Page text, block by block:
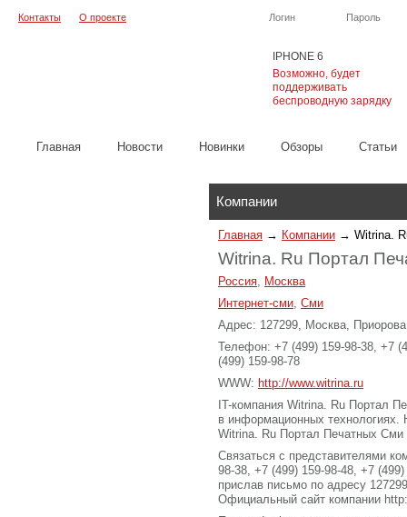
IPHONE 6
Возможно, будет
поддерживать
беспроводную зарядку
Логин Пароль
Контакты О проекте
Главная Новости Новинки Обзоры Cтатьи
Компании
Главная → Компании → Witrina.
Witrina. Ru Портал
Россия, Москва
Интернет-сми, Сми
Адрес: 127299, Москва,
Телефон: +7 (499) 159-98-38, +7
(499) 159-98-78
WWW: http://www.witrina.ru
IT-компания Witrina. Ru Портал
в информационных
Witrina. Ru Портал Печатных Сми
Связаться с представителями
98-38, +7 (499) 159-98-48, +7
прислав письмо по адресу
Официальный сайт компании